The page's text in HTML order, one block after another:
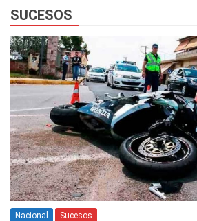
SUCESOS
Nacional Sucesos